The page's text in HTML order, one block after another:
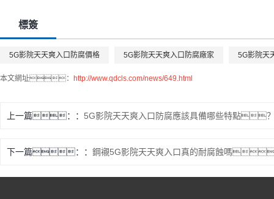
標簽
5G影院天天爽入口防腐價格 5G影院天天爽入口防腐廠家 5G影院天
本文網址： http://www.qdcls.com/news/649.html
上一篇： 5G影院天天爽入口防腐應該具備哪些特點
下一篇： 鋼襯5G影院天天爽入口真的耐腐蝕嗎